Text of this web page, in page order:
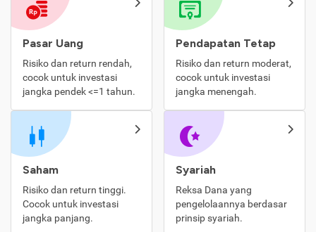
Pasar Uang
Risiko dan return rendah,
cocok untuk investasi
jangka pendek <=1 tahun.
Pendapatan Tetap
Risiko dan return moderat,
cocok untuk investasi
jangka menengah.
Saham
Risiko dan return tinggi.
Cocok untuk investasi
jangka panjang.
Syariah
Reksa Dana yang
pengelolaannya berdasar
prinsip syariah.